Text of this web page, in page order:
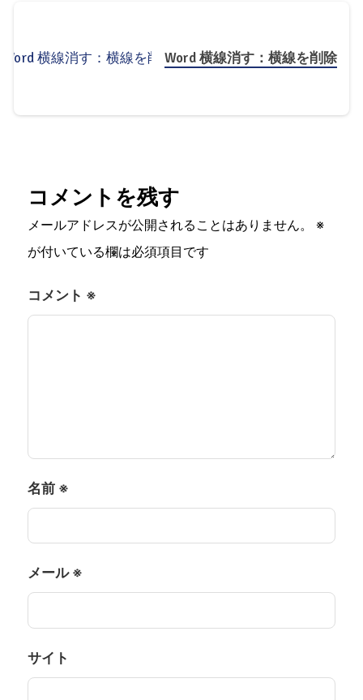
Word 横線消す：横線を削除
コメントを残す
メールアドレスが公開されることはありません。
※
が付いている欄は必須項目です
コメント ※
名前 ※
メール※
サイト